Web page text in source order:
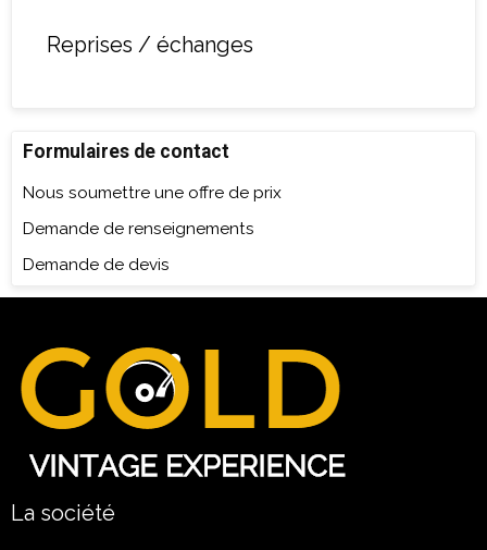
Reprises / échanges
Formulaires de contact
Nous soumettre une offre de prix
Demande de renseignements
Demande de devis
La société